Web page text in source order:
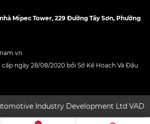
Mipec Tower, 229 Đường Tây Sơn, Phường
cấp ngày 28/08/2020 bởi Sở Kế Hoạch Và Đầu
Industry Development Ltd VAD